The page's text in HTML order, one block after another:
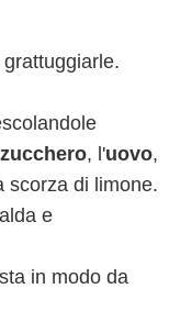
zucchero, l'uovo,
scorza di limone.
e
in modo da